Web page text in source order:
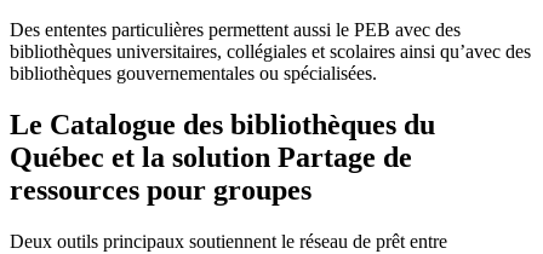
Des ententes particulières permettent aussi le PEB avec des
bibliothèques universitaires, collégiales et scolaires ainsi qu’avec des
bibliothèques gouvernementales ou spécialisées.
Le Catalogue des bibliothèques du
Québec et la solution Partage de
ressources pour groupes
Deux outils principaux soutiennent le réseau de prêt entre